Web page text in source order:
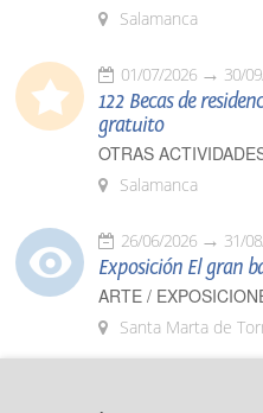
Salamanca
01/07/2026 30/
122 Becas de
gratuito
OTRAS
Salamanca
26/06/2026 31/
Exposición El gran
ARTE /
Santa Marta de